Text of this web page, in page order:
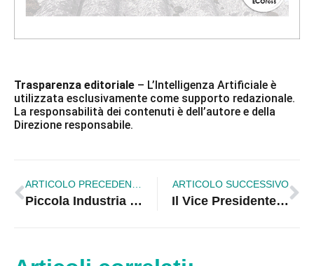
Trasparenza editoriale – L’Intelligenza Artificiale è
utilizzata esclusivamente come supporto redazionale.
La responsabilità dei contenuti è dell’autore e della
Direzione responsabile.
Piccola Industria di Confindustria a Crotone su Alternanza Scuola Lavoro, 11 maggio, ore 10.30
ARTICOLO SUCCESSIVO
Il Vice Presidente Bruno e l’Ammiraglio Mascia in sintonia sul prossimo ritorno della Vespucci nel porto di Corigliano